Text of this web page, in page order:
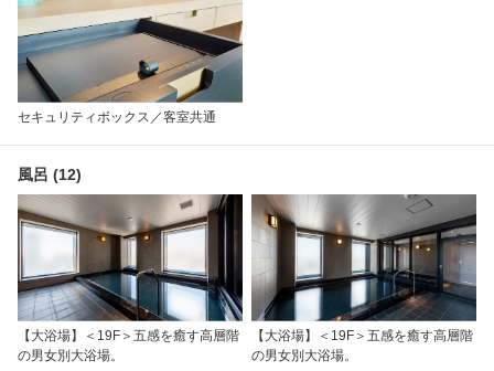
セキュリティボックス／客室共通
風呂 (12)
【大浴場】＜19F＞五感を癒す高層階
の男女別大浴場。
【大浴場】＜19F＞五感を癒す高層階
の男女別大浴場。